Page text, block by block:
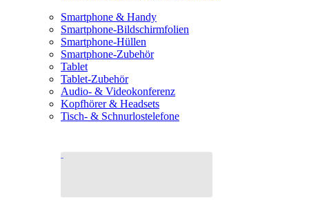
Smartphone & Handy
Smartphone-Bildschirmfolien
Smartphone-Hüllen
Smartphone-Zubehör
Tablet
Tablet-Zubehör
Audio- & Videokonferenz
Kopfhörer & Headsets
Tisch- & Schnurlostelefone